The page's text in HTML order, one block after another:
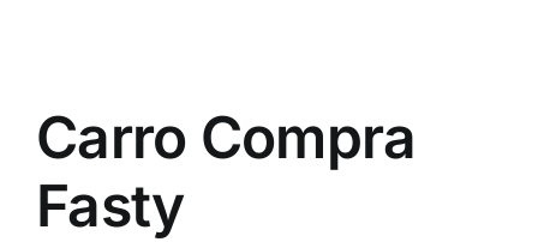
Carro Compra
Fasty